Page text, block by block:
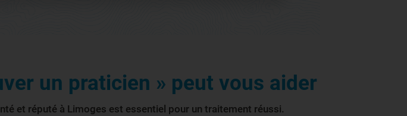
un praticien » peut vous aider
et réputé à Limoges est essentiel pour un traitement réussi.